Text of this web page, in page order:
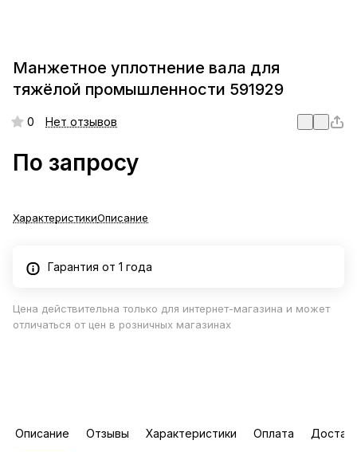
Манжетное уплотнение вала для
тяжёлой промышленности 591929
0 Нет отзывов
По запросу
ХарактеристикиОписание
Гарантия от 1 года
Цена действительна только для интернет-магазина и может
отличаться от цен в розничных магазинах
Описание Отзывы Характеристики Оплата